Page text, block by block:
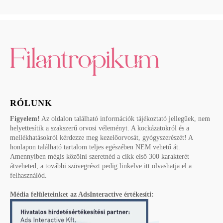
RÓLUNK
Figyelem! Az oldalon található információk tájékoztató jellegűek, nem
helyettesítik a szakszerű orvosi véleményt. A kockázatokról és a
mellékhatásokról kérdezze meg kezelőorvosát, gyógyszerészét! A
honlapon található tartalom teljes egészében NEM vehető át.
Amennyiben mégis közölni szeretnéd a cikk első 300 karakterét
átveheted, a további szövegrészt pedig linkelve itt olvashatja el a
felhasználód.
Média felületeinket az AdsInteractive értékesíti: